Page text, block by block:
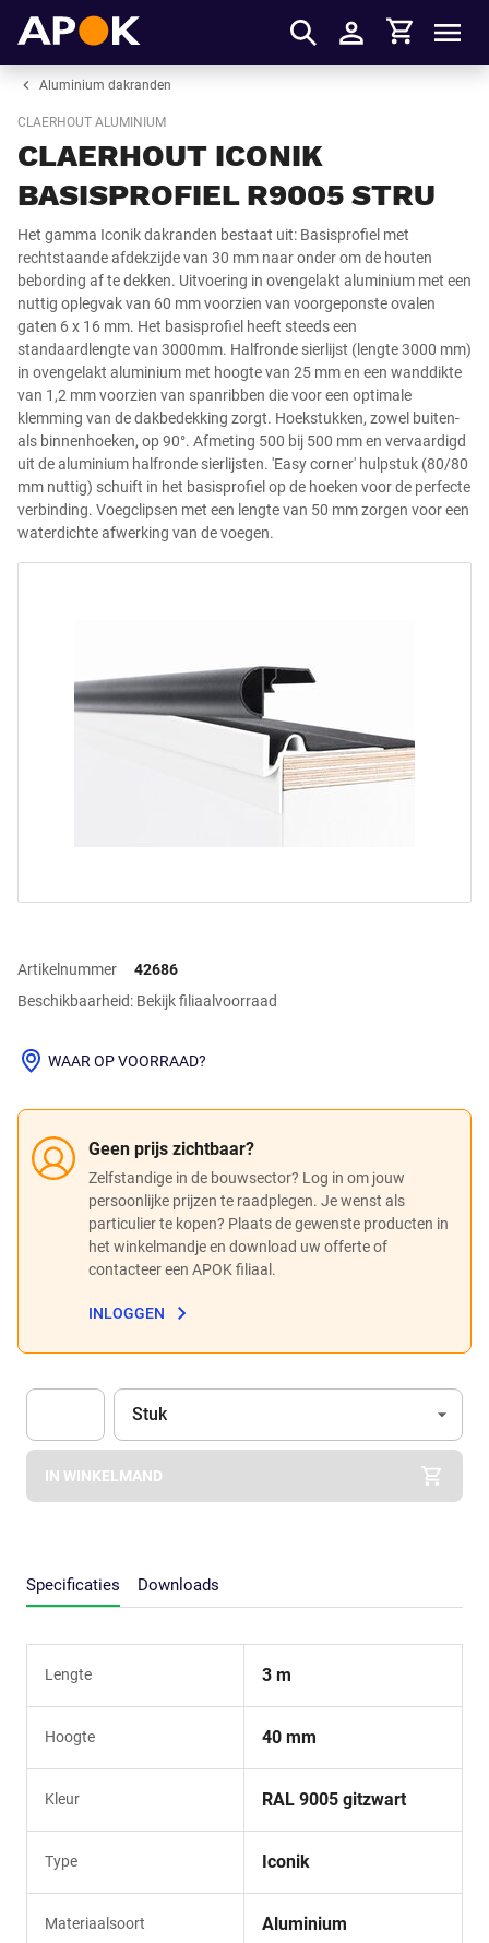
Inloggen
Winkelmandje
Aluminium dakranden
CLAERHOUT ALUMINIUM
CLAERHOUT ICONIK
BASISPROFIEL R9005 STRU
Het gamma Iconik dakranden bestaat uit: Basisprofiel met
rechtstaande afdekzijde van 30 mm naar onder om de houten
bebording af te dekken. Uitvoering in ovengelakt aluminium met een
nuttig oplegvak van 60 mm voorzien van voorgeponste ovalen
gaten 6 x 16 mm. Het basisprofiel heeft steeds een
standaardlengte van 3000mm. Halfronde sierlijst (lengte 3000 mm)
in ovengelakt aluminium met hoogte van 25 mm en een wanddikte
van 1,2 mm voorzien van spanribben die voor een optimale
klemming van de dakbedekking zorgt. Hoekstukken, zowel buiten-
als binnenhoeken, op 90°. Afmeting 500 bij 500 mm en vervaardigd
uit de aluminium halfronde sierlijsten. 'Easy corner' hulpstuk (80/80
mm nuttig) schuift in het basisprofiel op de hoeken voor de perfecte
verbinding. Voegclipsen met een lengte van 50 mm zorgen voor een
waterdichte afwerking van de voegen.
Artikelnummer
42686
Beschikbaarheid: Bekijk filiaalvoorraad
Geen prijs zichtbaar?
Zelfstandige in de bouwsector? Log in om jouw
persoonlijke prijzen te raadplegen. Je wenst als
particulier te kopen? Plaats de gewenste producten in
het winkelmandje en download uw offerte of
contacteer een APOK filiaal.
INLOGGEN
WAAR OP VOORRAAD?
Apok.Product.Detail.AddToCart.Quantity (Optioneel)
Eenheid
Stuk
IN WINKELMAND
Specificaties Downloads
Lengte 3 m
Hoogte 40 mm
Kleur RAL 9005 gitzwart
Type Iconik
Materiaalsoort Aluminium